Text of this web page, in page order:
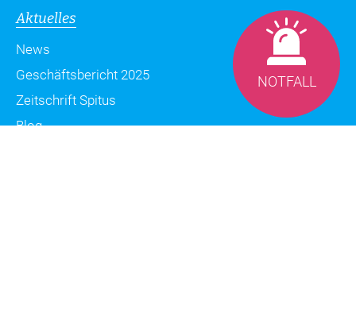
NOTFALL
Aktuelles
News
Geschäftsbericht 2025
Zeitschrift Spitus
Blog